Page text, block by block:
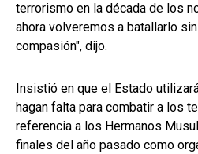
terrorismo en la década de los
ahora volveremos a batallarlo
compasión", dijo.
Insistió en que el Estado
hagan falta para combatir a los
referencia a los Hermanos
finales del año pasado como